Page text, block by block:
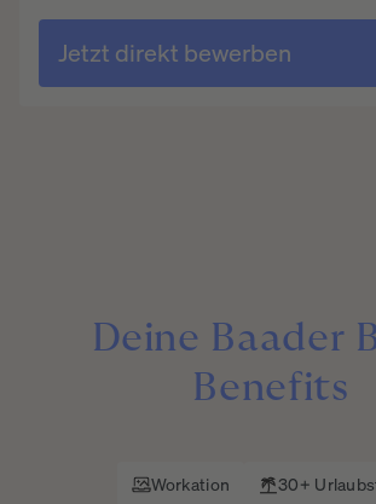
Jetzt direkt bewerben
Deine Baader
Benefits
Workation
30+